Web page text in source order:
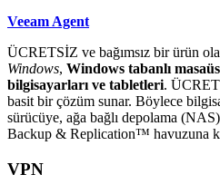
Veeam Agent
ÜCRETSİZ ve bağımsız bir ürün
Windows, Windows tabanlı
bilgisayarları ve tabletleri.
basit bir çözüm sunar. Böylece
sürücüye, ağa bağlı depolama
Backup & Replication™ havuzuna
VPN